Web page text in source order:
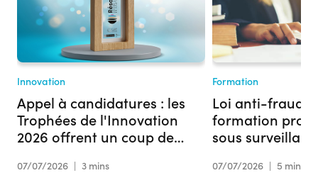
Innovation
Appel à candidatures : les
Trophées de l'Innovation
2026 offrent un coup de
07/07/2026 | 3 mins
Formation
Loi anti-fraude
formation
sous
07/07/2026 | 5 mins